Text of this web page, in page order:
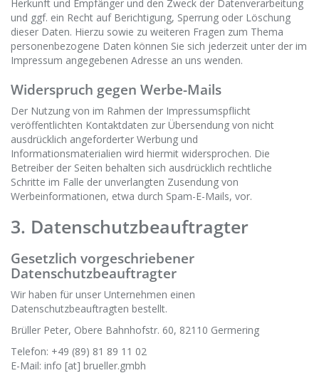
Herkunft und Empfänger und den Zweck der Datenverarbeitung
und ggf. ein Recht auf Berichtigung, Sperrung oder Löschung
dieser Daten. Hierzu sowie zu weiteren Fragen zum Thema
personenbezogene Daten können Sie sich jederzeit unter der im
Impressum angegebenen Adresse an uns wenden.
Widerspruch gegen Werbe-Mails
Der Nutzung von im Rahmen der Impressumspflicht
veröffentlichten Kontaktdaten zur Übersendung von nicht
ausdrücklich angeforderter Werbung und
Informationsmaterialien wird hiermit widersprochen. Die
Betreiber der Seiten behalten sich ausdrücklich rechtliche
Schritte im Falle der unverlangten Zusendung von
Werbeinformationen, etwa durch Spam-E-Mails, vor.
3. Datenschutzbeauftragter
Gesetzlich vorgeschriebener
Datenschutzbeauftragter
Wir haben für unser Unternehmen einen
Datenschutzbeauftragten bestellt.
Brüller Peter, Obere Bahnhofstr. 60, 82110 Germering
Telefon: +49 (89) 81 89 11 02
E-Mail: info [at] brueller.gmbh